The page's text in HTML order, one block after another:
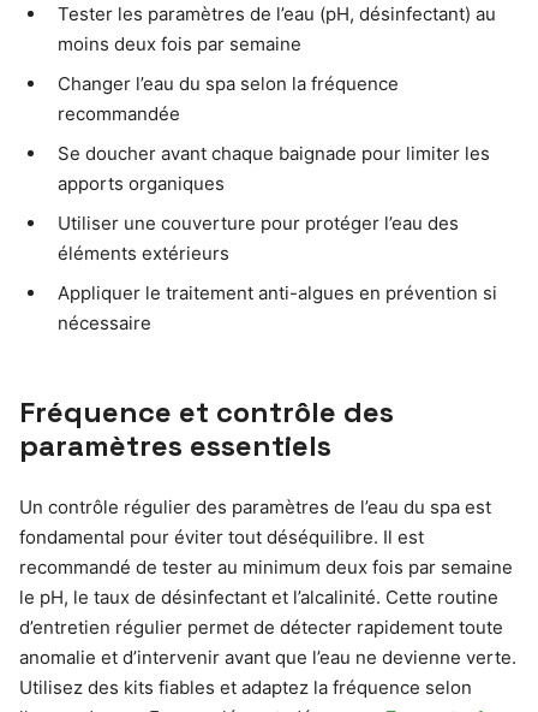
Tester les paramètres de l’eau (pH, désinfectant) au
moins deux fois par semaine
Changer l’eau du spa selon la fréquence
recommandée
Se doucher avant chaque baignade pour limiter les
apports organiques
Utiliser une couverture pour protéger l’eau des
éléments extérieurs
Appliquer le traitement anti-algues en prévention si
nécessaire
Fréquence et contrôle des
paramètres essentiels
Un contrôle régulier des paramètres de l’eau du spa est
fondamental pour éviter tout déséquilibre. Il est
recommandé de tester au minimum deux fois par semaine
le pH, le taux de désinfectant et l’alcalinité. Cette routine
d’entretien régulier permet de détecter rapidement toute
anomalie et d’intervenir avant que l’eau ne devienne verte.
Utilisez des kits fiables et adaptez la fréquence selon